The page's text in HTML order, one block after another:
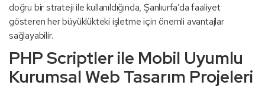
doğru bir strateji ile kullanıldığında, Şanlıurfa’da faaliyet
gösteren her büyüklükteki işletme için önemli avantajlar
sağlayabilir.
PHP Scriptler ile Mobil Uyumlu
Kurumsal Web Tasarım Projeleri